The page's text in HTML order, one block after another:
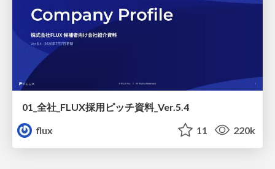
01_全社_FLUX採用ピッチ資料_Ver.5.4
flux
11 220k